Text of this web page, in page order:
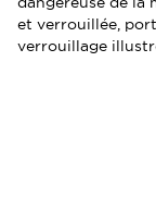
et verrouillée,
verrouillage